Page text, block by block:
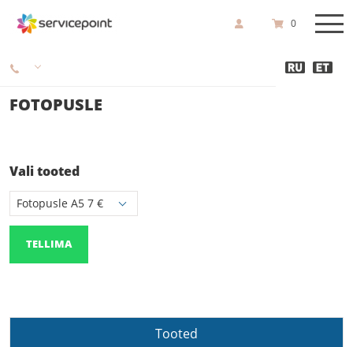
0
FOTOPUSLE
Vali tooted
TELLIMA
Tooted